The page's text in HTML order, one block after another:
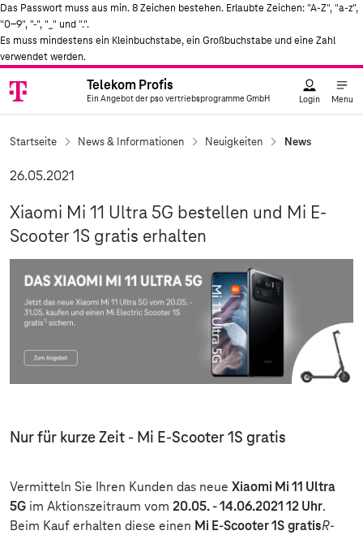
Das Passwort muss aus min. 8 Zeichen bestehen. Erlaubte Zeichen: "A-Z", "a-z",
"0-9", "-", "_" und ".".
Es muss mindestens ein Kleinbuchstabe, ein Großbuchstabe und eine Zahl
verwendet werden.
Telekom
Logo
Telekom Profis
Ein Angebot der pso vertriebsprogramme GmbH Login Menu
Startseite News & Informationen Neuigkeiten News
26.05.2021
Xiaomi Mi 11 Ultra 5G bestellen und Mi E-
Scooter 1S gratis erhalten
Nur für kurze Zeit - Mi E-Scooter 1S gratis
Vermitteln Sie Ihren Kunden das neue Xiaomi Mi 11 Ultra
5G im Aktionszeitraum vom 20.05. - 14.06.2021 12 Uhr.
Beim Kauf erhalten diese einen Mi E-Scooter 1S gratisR-